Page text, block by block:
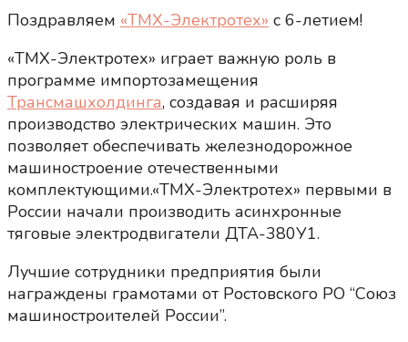
Поздравляем «ТМХ-Электротех» с 6-летием!
«ТМХ-Электротех» играет важную роль в
программе импортозамещения
Трансмашхолдинга, создавая и расширяя
производство электрических машин. Это
позволяет обеспечивать железнодорожное
машиностроение отечественными
комплектующими.«ТМХ-Электротех» первыми в
России начали производить асинхронные
тяговые электродвигатели ДТА-380У1.
Лучшие сотрудники предприятия были
награждены грамотами от Ростовского РО “Союз
машиностроителей России”.